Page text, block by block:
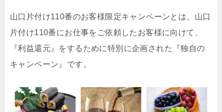
山口片付け110番のお客様限定キャンペーンとは、山口
片付け110番にお仕事をご依頼したお客様に向けて、
『利益還元』をするために特別に企画された『独自の
キャンペーン』です。